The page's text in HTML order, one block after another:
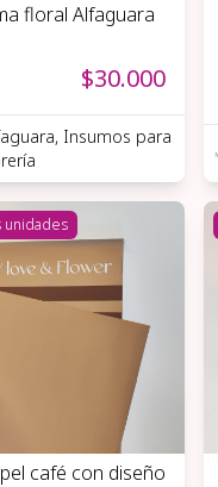
floral Alfaguara
$30.000
Insumos para
unidades
café con diseño